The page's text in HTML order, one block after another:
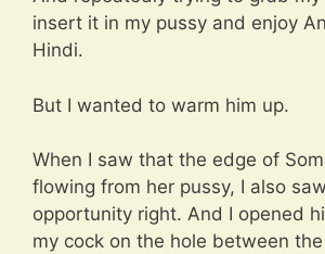
insert it in my pussy and enjoy
Hindi.
But I wanted to warm him up.
When I saw that the edge of
flowing from her pussy, I also
opportunity right. And I opened
my cock on the hole between